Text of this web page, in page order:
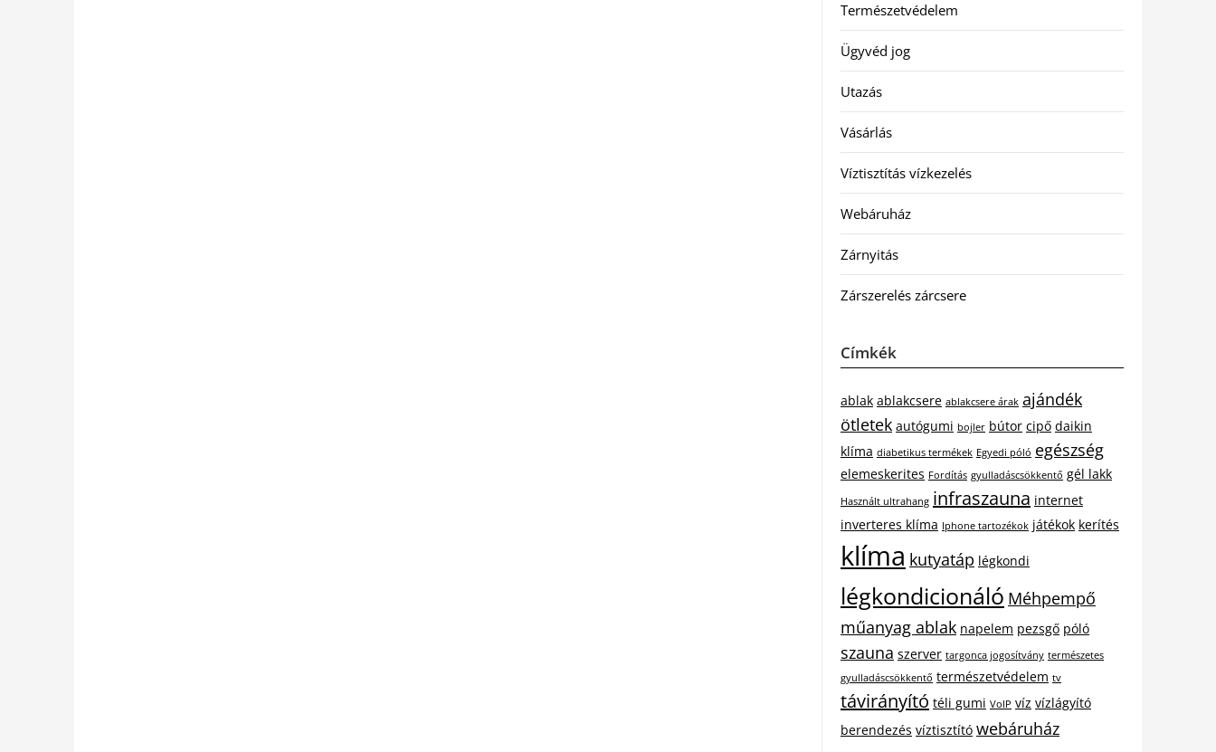
Természetvédelem
Ügyvéd jog
Utazás
Vásárlás
Víztisztítás vízkezelés
Webáruház
Zárnyitás
Zárszerelés zárcsere
Címkék
ablak ablakcsere ablakcsere árak ajándék
ötletek autógumi bojler bútor cipő daikin
klíma diabetikus termékek Egyedi póló egészség
elemeskerites Fordítás gyulladáscsökkentő gél lakk
Használt ultrahang infraszauna internet
inverteres klíma Iphone tartozékok játékok kerítés
klíma kutyatáp légkondi
légkondicionáló Méhpempő
műanyag ablak napelem pezsgő póló
szauna szerver targonca jogosítvány természetes
gyulladáscsökkentő természetvédelem tv
távirányító téli gumi VoIP víz vízlágyító
berendezés víztisztító webáruház